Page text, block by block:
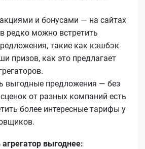
и бонусами — на сайтах
редко можно встретить
такие как кэшбэк
призов, как это предлагает
выгодные предложения — без
от разных компаний есть
более интересные тарифы у
выгоднее: